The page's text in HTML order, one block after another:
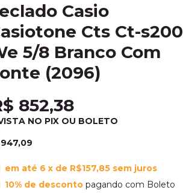
Casio
Cts Ct-s200
5/8 Branco Com
(2096)
852,38
NO PIX OU BOLETO
em até 6 x de R$157,85 sem juros
10% de descontopagando com Boleto